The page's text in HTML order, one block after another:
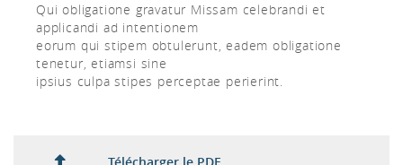
Qui obligatione gravatur Missam celebrandi et
applicandi ad intentionem
eorum qui stipem obtulerunt, eadem obligatione
tenetur, etiamsi sine
ipsius culpa stipes perceptae perierint.